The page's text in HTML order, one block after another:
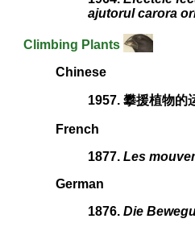
ajutorul carora
Climbing Plants
Chinese
1957. 攀援植物的
French
1877.Les
German
1876.Die